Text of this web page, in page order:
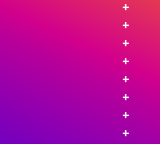
+
+
+
+
+
+
+
+